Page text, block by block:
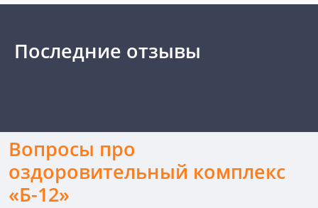
Последние отзывы
Вопросы про
оздоровительный комплекс
«Б-12»